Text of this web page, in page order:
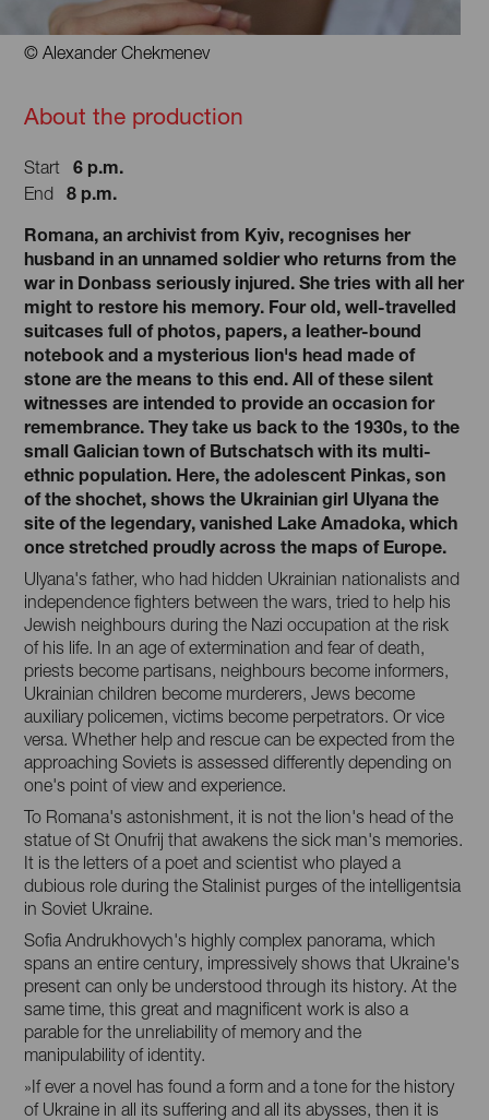
© Alexander Chekmenev
About the production
Start 6 p.m.
End
8 p.m.
Romana, an archivist from Kyiv, recognises her
husband in an unnamed soldier who returns from the
war in Donbass seriously injured. She tries with all her
might to restore his memory. Four old, well-travelled
suitcases full of photos, papers, a leather-bound
notebook and a mysterious lion's head made of
stone are the means to this end. All of these silent
witnesses are intended to provide an occasion for
remembrance. They take us back to the 1930s, to the
small Galician town of Butschatsch with its multi-
ethnic population. Here, the adolescent Pinkas, son
of the shochet, shows the Ukrainian girl Ulyana the
site of the legendary, vanished Lake Amadoka, which
once stretched proudly across the maps of Europe.
Ulyana's father, who had hidden Ukrainian nationalists and
independence fighters between the wars, tried to help his
Jewish neighbours during the Nazi occupation at the risk
of his life. In an age of extermination and fear of death,
priests become partisans, neighbours become informers,
Ukrainian children become murderers, Jews become
auxiliary policemen, victims become perpetrators. Or vice
versa. Whether help and rescue can be expected from the
approaching Soviets is assessed differently depending on
one's point of view and experience.
To Romana's astonishment, it is not the lion's head of the
statue of St Onufrij that awakens the sick man's memories.
It is the letters of a poet and scientist who played a
dubious role during the Stalinist purges of the intelligentsia
in Soviet Ukraine.
Sofia Andrukhovych's highly complex panorama, which
spans an entire century, impressively shows that Ukraine's
present can only be understood through its history. At the
same time, this great and magnificent work is also a
parable for the unreliability of memory and the
manipulability of identity.
»If ever a novel has found a form and a tone for the history
of Ukraine in all its suffering and all its abysses, then it is